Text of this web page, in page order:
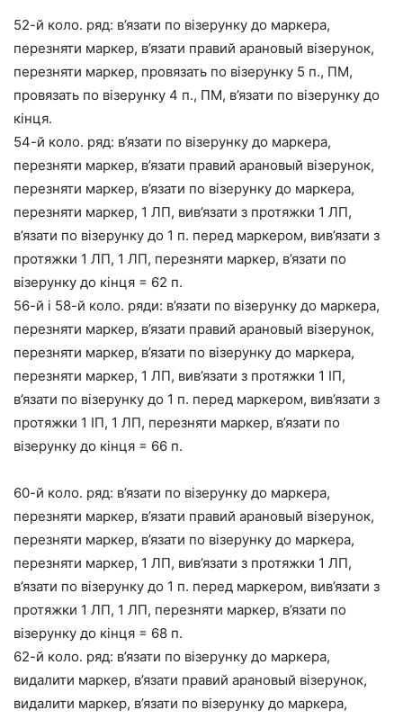
52-й коло. ряд: в’язати по візерунку до маркера,
перезняти маркер, в’язати правий арановый візерунок,
перезняти маркер, провязать по візерунку 5 п., ПМ,
провязать по візерунку 4 п., ПМ, в’язати по візерунку до
кінця.
54-й коло. ряд: в’язати по візерунку до маркера,
перезняти маркер, в’язати правий арановый візерунок,
перезняти маркер, в’язати по візерунку до маркера,
перезняти маркер, 1 ЛП, вив’язати з протяжки 1 ЛП,
в’язати по візерунку до 1 п. перед маркером, вив’язати з
протяжки 1 ЛП, 1 ЛП, перезняти маркер, в’язати по
візерунку до кінця = 62 п.
56-й і 58-й коло. ряди: в’язати по візерунку до маркера,
перезняти маркер, в’язати правий арановый візерунок,
перезняти маркер, в’язати по візерунку до маркера,
перезняти маркер, 1 ЛП, вив’язати з протяжки 1 ІП,
в’язати по візерунку до 1 п. перед маркером, вив’язати з
протяжки 1 ІП, 1 ЛП, перезняти маркер, в’язати по
візерунку до кінця = 66 п.
60-й коло. ряд: в’язати по візерунку до маркера,
перезняти маркер, в’язати правий арановый візерунок,
перезняти маркер, в’язати по візерунку до маркера,
перезняти маркер, 1 ЛП, вив’язати з протяжки 1 ЛП,
в’язати по візерунку до 1 п. перед маркером, вив’язати з
протяжки 1 ЛП, 1 ЛП, перезняти маркер, в’язати по
візерунку до кінця = 68 п.
62-й коло. ряд: в’язати по візерунку до маркера,
видалити маркер, в’язати правий арановый візерунок,
видалити маркер, в’язати по візерунку до маркера,